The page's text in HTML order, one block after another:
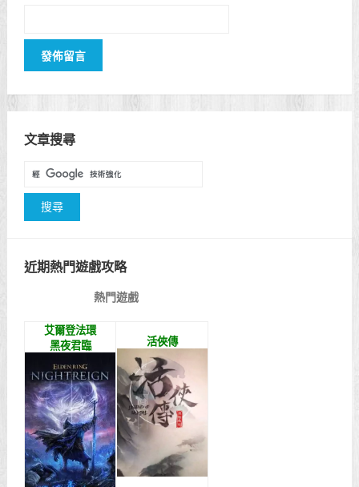
文章搜尋
近期熱門遊戲攻略
熱門遊戲
艾爾登法環
黑夜君臨
活俠傳